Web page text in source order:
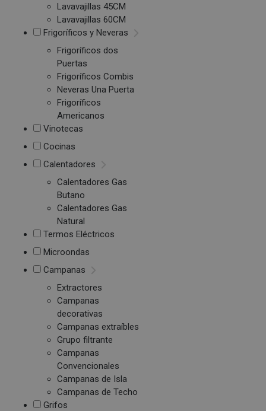
Lavavajillas 45CM
Lavavajillas 60CM
Frigoríficos y Neveras
Frigoríficos dos
Puertas
Frigoríficos Combis
Neveras Una Puerta
Frigoríficos
Americanos
Vinotecas
Cocinas
Calentadores
Calentadores Gas
Butano
Calentadores Gas
Natural
Termos Eléctricos
Microondas
Campanas
Extractores
Campanas
decorativas
Campanas extraíbles
Grupo filtrante
Campanas
Convencionales
Campanas de Isla
Campanas de Techo
Grifos